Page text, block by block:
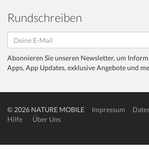
Rundschreiben
Abonnieren Sie unseren Newsletter, um
Apps, App Updates, exklusive Angebote und
© 2026 NATURE MOBILE Impressum
Hilfe
Über Uns